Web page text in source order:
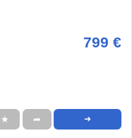
799 €
★ ➦ ➜